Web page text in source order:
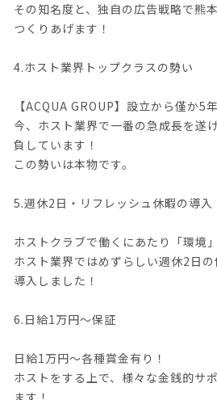
その知名度と、独自の広告戦略で熊
つくりあげます！
4.ホスト業界トップクラスの勢い
【ACQUA GROUP】設立から僅か5年
今、ホスト業界で一番の急成長を遂
負しています！
この勢いは本物です。
5.週休2日・リフレッシュ休暇の導入
ホストクラブで働くにあたり「環境
ホスト業界ではめずらしい週休2日
導入しました！
6.日給1万円〜保証
日給1万円〜各種賞金有り！
ホストをする上で、様々な金銭的サ